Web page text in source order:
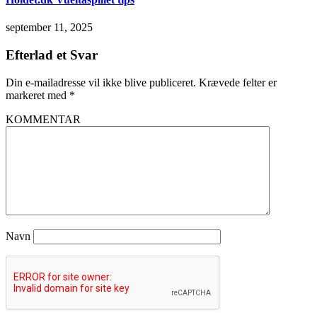
september 11, 2025
Efterlad et Svar
Din e-mailadresse vil ikke blive publiceret. Krævede felter er
markeret med *
KOMMENTAR
Navn